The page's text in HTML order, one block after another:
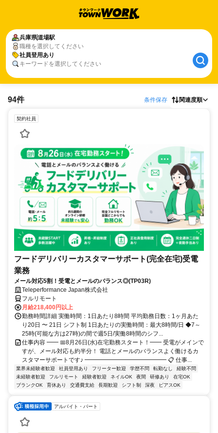
兵庫県道場駅
職種を選択してください
社員登用あり
キーワードを選択してください
94件 条件保存 関連度順
契約社員
フードデリバリーカスタマーサポート(完全在宅)受電
業務
メール対応5割！受電とメールのバランス◎(TP03R)
Teleperformance Japan株式会社
フルリモート
月給218,400円以上
勤務時間詳細 実働時間：1日あたり8時間 平均勤務日数：1ヶ月あた
り20日 〜 21日 シフト制 1日あたりの実働時間：最大8時間/日 ◆7～
25時(可能な方は27時)の間で週5日/実働8時間のシフ...
仕事内容 ━━ 📅8月26日(水)在宅勤務スタート！━━ 受電がメインで
すが、メール対応も約半分！ 電話とメールのバランスよく働けるカ
スタマーサポートです♪ ━━━━━━━━━━━━━━ 📋 仕事...
業界未経験者歓迎 社員登用あり フリーター歓迎 学歴不問 転勤なし
経験不問
未経験者歓迎
フルリモート 経験者歓迎 ネイルOK 夜間 研修あり
在宅OK
ブランクOK
育休あり 交通費支給 長期歓迎 シフト制 深夜 ピアスOK
アルバイト・パート